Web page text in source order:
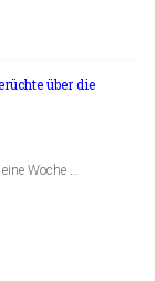
über die
Woche …